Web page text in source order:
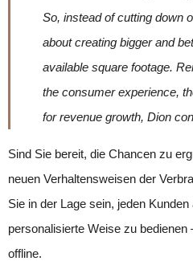
So, instead of cutting down
about creating bigger and
available square footage.
the consumer experience,
for revenue growth, Dion
Sind Sie bereit, die Chancen zu
neuen Verhaltensweisen der
Sie in der Lage sein, jeden
personalisierte Weise zu bedienen
offline.